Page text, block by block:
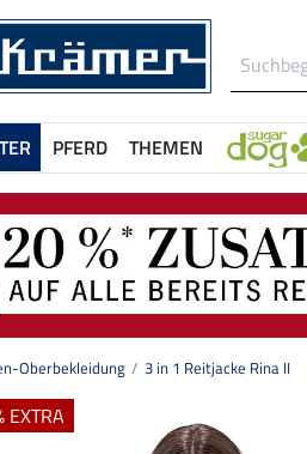
PFERD THEMEN
Oberbekleidung 3 in 1 Reitjacke Rina II
EXTRA